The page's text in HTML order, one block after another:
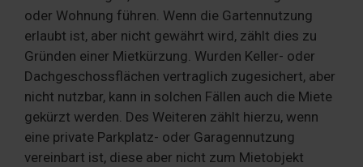
oder Wohnung führen. Wenn die Gartennutzung
erlaubt ist, aber nicht gewährt wird, zählt dies zu
Gründen einer Mietkürzung. Wurden Keller- oder
Dachgeschossflächen vertraglich zugesichert, aber
nicht nutzbar, kann in solchen Fällen auch die Miete
gekürzt werden. Des Weiteren zählt hierzu, wenn
eine private Parkplatz- oder Garagennutzung
vereinbart ist, diese aber nicht zum Mietobjekt